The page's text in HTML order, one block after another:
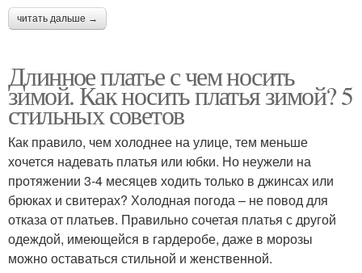
читать дальше →
Длинное платье с чем носить
зимой. Как носить платья зимой? 5
стильных советов
Как правило, чем холоднее на улице, тем меньше
хочется надевать платья или юбки. Но неужели на
протяжении 3-4 месяцев ходить только в джинсах или
брюках и свитерах? Холодная погода – не повод для
отказа от платьев. Правильно сочетая платья с другой
одеждой, имеющейся в гардеробе, даже в морозы
можно оставаться стильной и женственной.